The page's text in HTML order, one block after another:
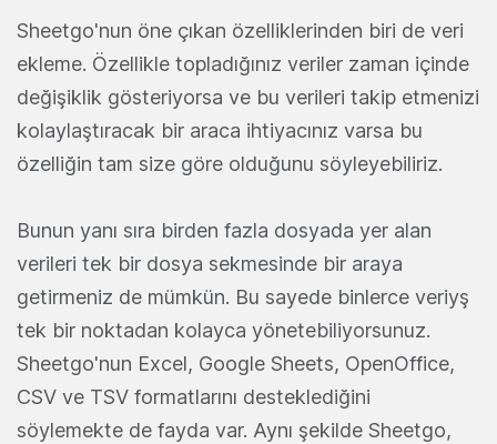
Sheetgo'nun öne çıkan özelliklerinden biri de veri
ekleme. Özellikle topladığınız veriler zaman içinde
değişiklik gösteriyorsa ve bu verileri takip etmenizi
kolaylaştıracak bir araca ihtiyacınız varsa bu
özelliğin tam size göre olduğunu söyleyebiliriz.
Bunun yanı sıra birden fazla dosyada yer alan
verileri tek bir dosya sekmesinde bir araya
getirmeniz de mümkün. Bu sayede binlerce veriyş
tek bir noktadan kolayca yönetebiliyorsunuz.
Sheetgo'nun Excel, Google Sheets, OpenOffice,
CSV ve TSV formatlarını desteklediğini
söylemekte de fayda var. Aynı şekilde Sheetgo,